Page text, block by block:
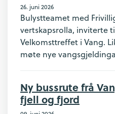
26. juni 2026
Bulystteamet med
vertskapsrolla, inviterte
Velkomsttreffet i Vang.
møte nye
Ny bussrute frå
fjell og fjord